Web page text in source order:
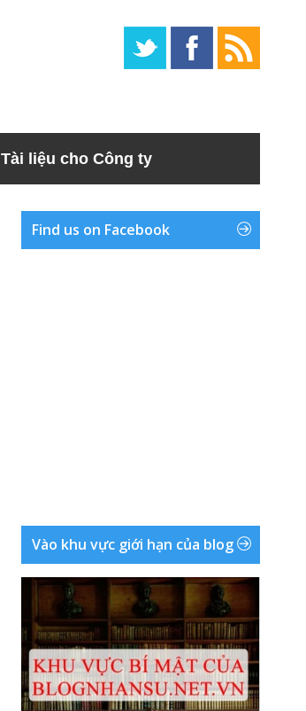
Tài liệu cho Công ty
Find us on Facebook
Vào khu vực giới hạn của blog